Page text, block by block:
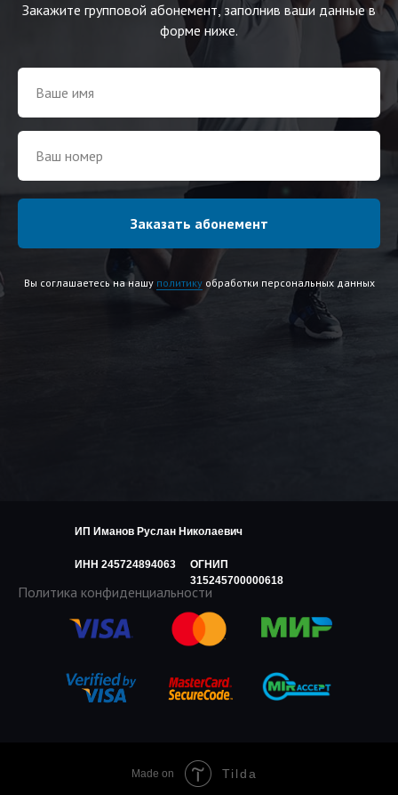
Закажите групповой абонемент, заполнив ваши данные в
форме ниже.
Заказать абонемент
Вы соглашаетесь на нашу политикуобработки персональных данных
ИП Иманов Руслан Николаевич
ИНН 245724894063
ОГНИП
315245700000618
Политика конфиденциальности
Made on Tilda